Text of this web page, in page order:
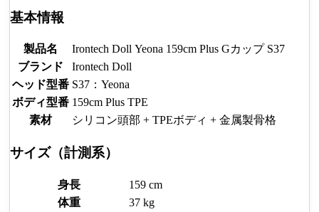
基本情報
製品名
Irontech Doll Yeona 159cm Plus Gカップ S37
ブランド
Irontech Doll
ヘッド型番 S37：Yeona
ボディ型番 159cm Plus TPE
素材
シリコン頭部 + TPEボディ + 金属製骨格
サイズ（計測系）
身長
159 cm
体重
37 kg